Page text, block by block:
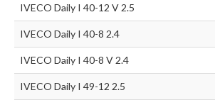
IVECO Daily I 40-12 V 2.5
IVECO Daily I 40-8 2.4
IVECO Daily I 40-8 V 2.4
IVECO Daily I 49-12 2.5